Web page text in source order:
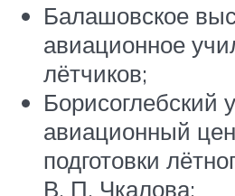
Балашовское
авиационное
лётчиков‎;
Борисоглебский
авиационный
подготовки
В. П. Чкалова‎;